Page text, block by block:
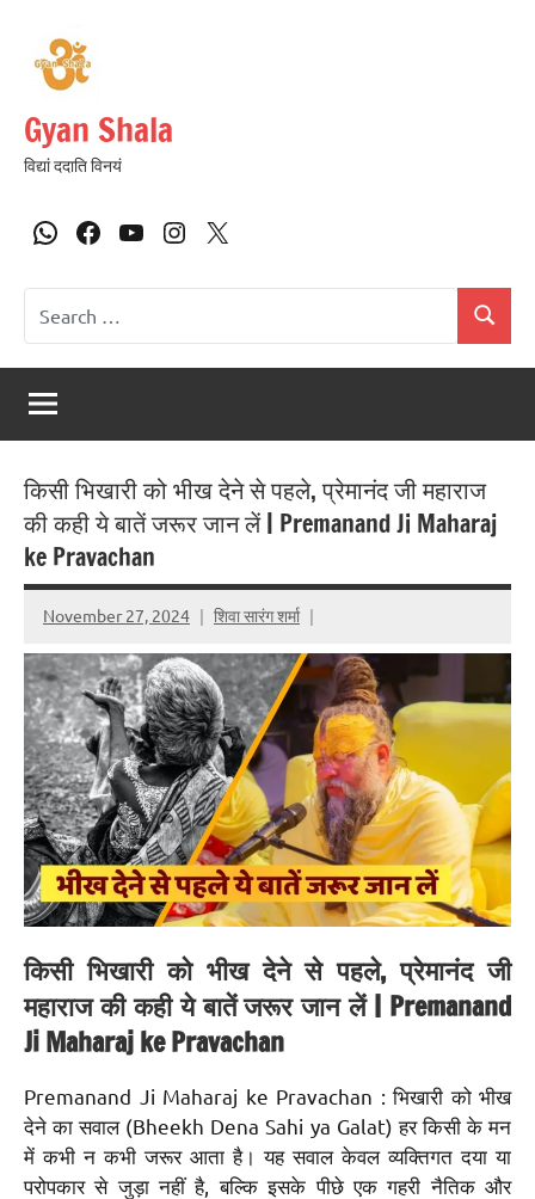
Gyan Shala
विद्यां ददाति विनयं
किसी भिखारी को भीख देने से पहले, प्रेमानंद जी महाराज
की कही ये बातें जरूर जान लें | Premanand Ji Maharaj
ke Pravachan
November 27, 2024 शिवा सारंग शर्मा
किसी भिखारी को भीख देने से पहले, प्रेमानंद जी
महाराज की कही ये बातें जरूर जान लें | Premanand
Ji Maharaj ke Pravachan
Premanand Ji Maharaj ke Pravachan : भिखारी को भीख
देने का सवाल (Bheekh Dena Sahi ya Galat) हर किसी के मन
में कभी न कभी जरूर आता है। यह सवाल केवल व्यक्तिगत दया या
परोपकार से जुड़ा नहीं है, बल्कि इसके पीछे एक गहरी नैतिक और